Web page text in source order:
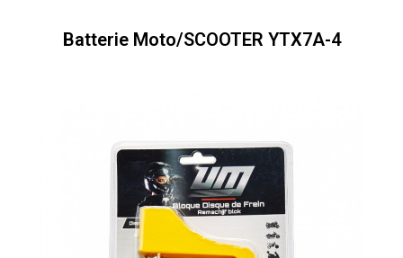
Batterie Moto/SCOOTER YTX7A-4